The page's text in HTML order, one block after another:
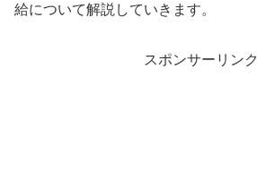
給について解説していきます。
スポンサーリンク